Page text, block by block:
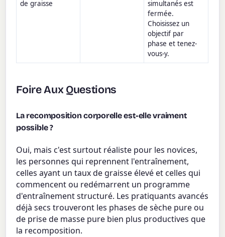
de graisse
simultanés est
fermée.
Choisissez un
objectif par
phase et tenez-
vous-y.
Foire Aux Questions
La recomposition corporelle est-elle vraiment
possible ?
Oui, mais c'est surtout réaliste pour les novices,
les personnes qui reprennent l'entraînement,
celles ayant un taux de graisse élevé et celles qui
commencent ou redémarrent un programme
d'entraînement structuré. Les pratiquants avancés
déjà secs trouveront les phases de sèche pure ou
de prise de masse pure bien plus productives que
la recomposition.